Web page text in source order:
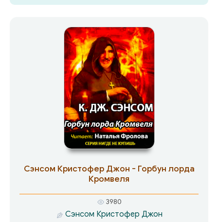
Сэнсом Кристофер Джон - Горбун лорда
Кромвеля
3980
Сэнсом Кристофер Джон